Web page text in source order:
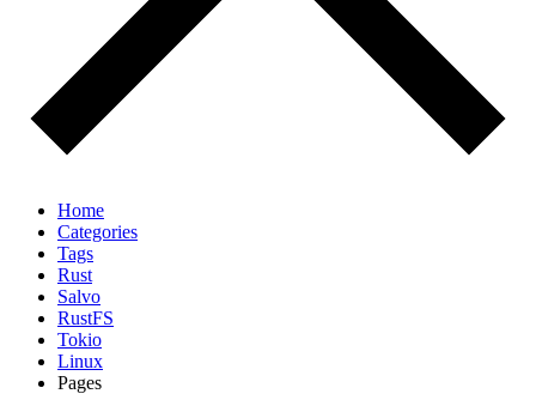
Home
Categories
Tags
Rust
Salvo
RustFS
Tokio
Linux
Pages